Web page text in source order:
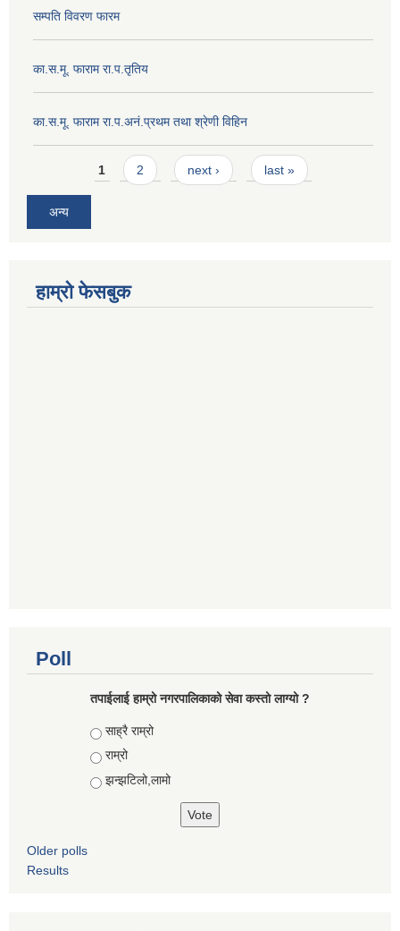
सम्पति विवरण फारम
का.स.मू. फाराम रा.प.तृतिय
का.स.मू. फाराम रा.प.अनं.प्रथम तथा श्रेणी विहिन
Pages1 2 next › last »
अन्य
हाम्रो फेसबुक
Poll
तपाईलाई हाम्रो नगरपालिकाको सेवा कस्तो लाग्यो ?
Choices
साह्रै राम्रो
राम्रो
झन्झटिलो,लामो
Older polls
Results